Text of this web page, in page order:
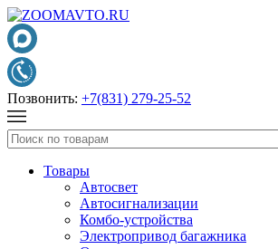
Позвонить: +7(831) 279-25-52
Товары
Автосвет
Автосигнализации
Комбо-устройства
Электропривод багажника